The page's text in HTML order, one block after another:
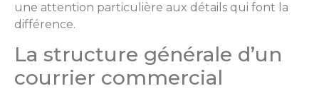
une attention particulière aux détails qui font la
différence.
La structure générale d’un
courrier commercial